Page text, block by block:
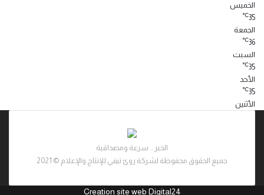
الخميس
35
℃
الجمعة
36
℃
السبت
35
℃
الأحد
35
℃
الأثنين
الخبر .. سرعة ومصداقية
جميع الحقوق محفوظة لشركة روئ تيفي للإنتاج والإعلام © 2021
Creation site web Digital24